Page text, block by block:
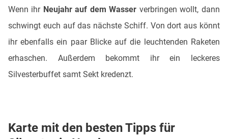
Wenn ihr Neujahr auf dem Wasser verbringen wollt, dann
schwingt euch auf das nächste Schiff. Von dort aus könnt
ihr ebenfalls ein paar Blicke auf die leuchtenden Raketen
erhaschen. Außerdem bekommt ihr ein leckeres
Silvesterbuffet samt Sekt kredenzt.
Karte mit den besten Tipps für